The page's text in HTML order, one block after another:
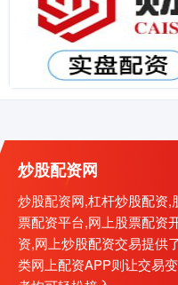
炒股配资网
炒股配资网,杠杆炒股配资,
票配资平台,网上股票配资
资,网上炒股配资交易提供
类网上配资APP则让交易